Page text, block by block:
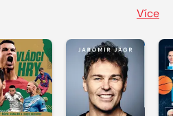
Více